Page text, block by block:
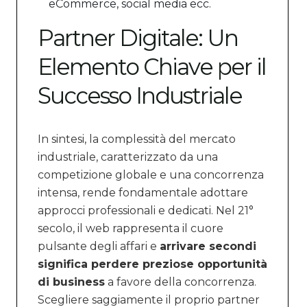
eCommerce, social media ecc.
Partner Digitale: Un
Elemento Chiave per il
Successo Industriale
In sintesi, la complessità del mercato
industriale, caratterizzato da una
competizione globale e una concorrenza
intensa, rende fondamentale adottare
approcci professionali e dedicati. Nel 21°
secolo, il web rappresenta il cuore
pulsante degli affari e arrivare secondi
significa perdere preziose opportunità
di business a favore della concorrenza.
Scegliere saggiamente il proprio partner